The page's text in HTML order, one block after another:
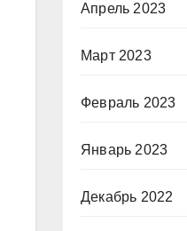
Апрель 2023
Март 2023
Февраль 2023
Январь 2023
Декабрь 2022